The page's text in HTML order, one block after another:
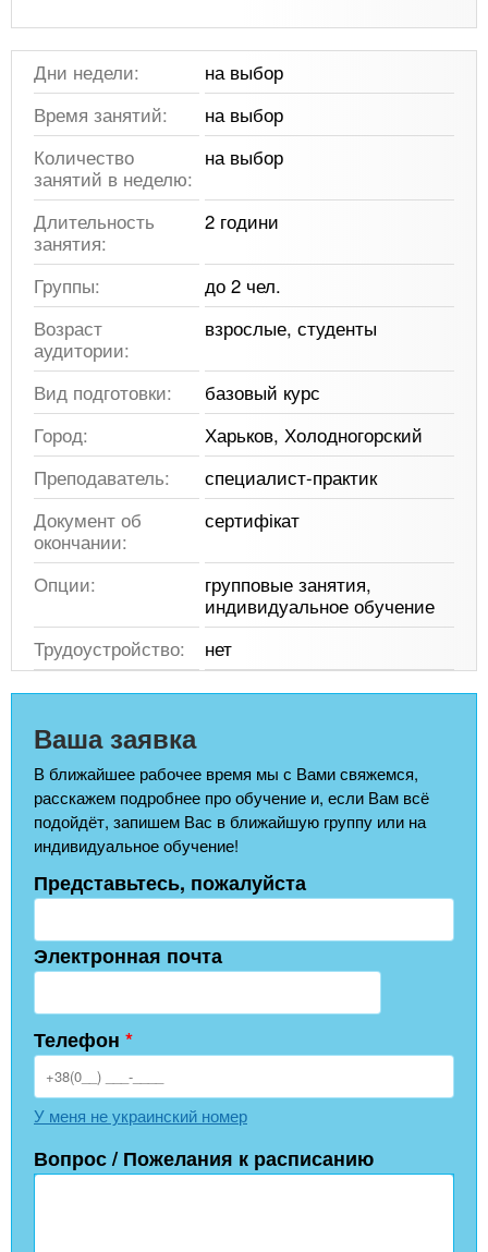
Дни недели:
на выбор
Время занятий:
на выбор
Количество
занятий в неделю:
на выбор
Длительность
занятия:
2 години
Группы:
до 2 чел.
Возраст
аудитории:
взрослые, студенты
Вид подготовки:
базовый курс
Город:
Харьков, Холодногорский
Преподаватель:
специалист-практик
Документ об
окончании:
сертифікат
Опции:
групповые занятия,
индивидуальное обучение
Трудоустройство:
нет
Ваша заявка
В ближайшее рабочее время мы с Вами свяжемся,
расскажем подробнее про обучение и, если Вам всё
подойдёт, запишем Вас в ближайшую группу или на
индивидуальное обучение!
Представьтесь, пожалуйста
Электронная почта
Телефон *
У меня не украинский номер
Вопрос / Пожелания к расписанию